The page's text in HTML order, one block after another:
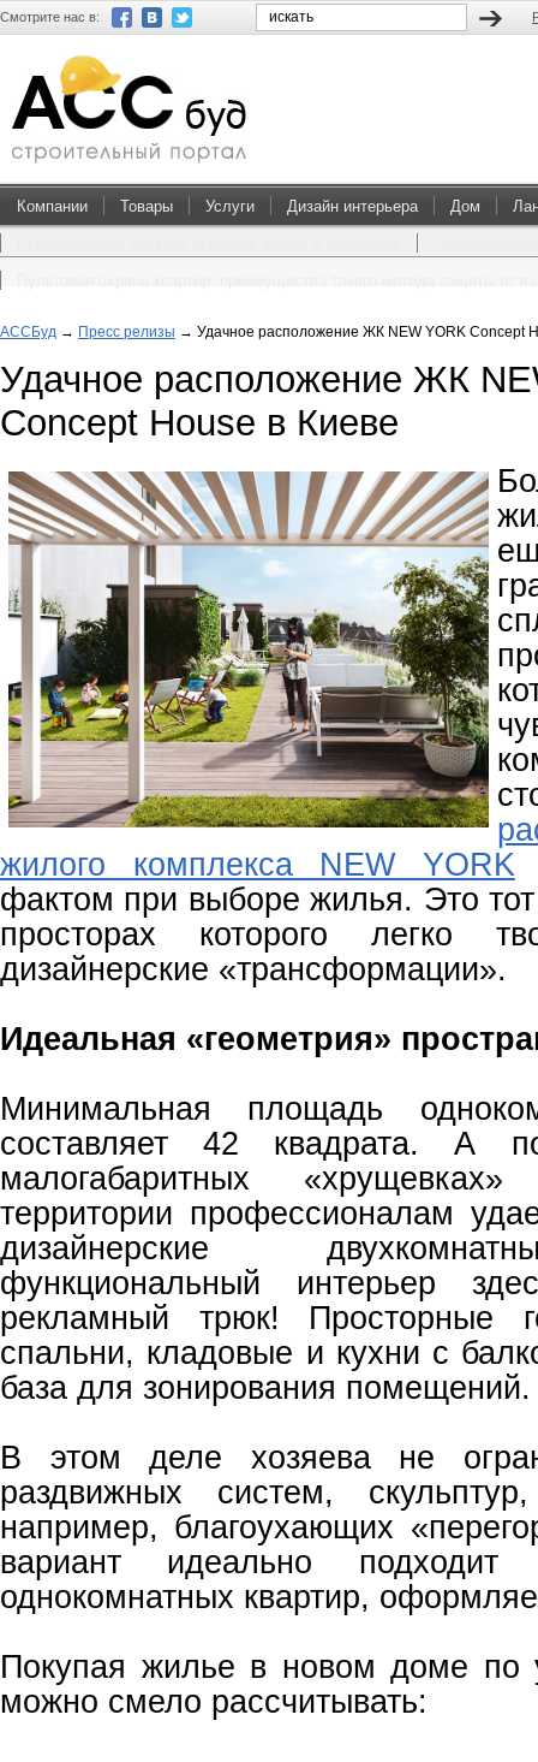
Смотрите нас в:
Компании Товары Услуги Дизайн интерьера Дом
АССБуд → Пресс релизы → Удачное расположение ЖК NEW YORK Concept
Удачное расположение ЖК
Concept House в Киеве
жилого комплекса NEW YORK
фактом при выборе жилья. Это
просторах которого легко
дизайнерские «трансформации».
Идеальная «геометрия»
Минимальная площадь
составляет 42 квадрата. А
малогабаритных
территории профессионалам
дизайнерские
функциональный интерьер
рекламный трюк! Просторные
спальни, кладовые и кухни с
база для зонирования помещений.
В этом деле хозяева не
раздвижных систем,
например, благоухающих
вариант идеально подходит
однокомнатных квартир,
Покупая жилье в новом доме по
можно смело рассчитывать: